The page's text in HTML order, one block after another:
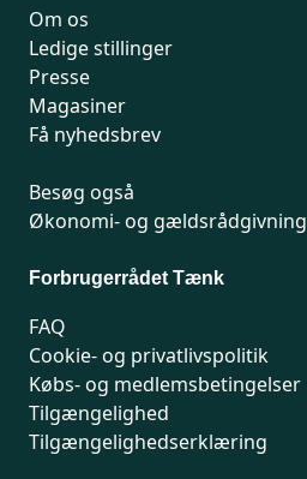
Om os
Ledige stillinger
Presse
Magasiner
Få nyhedsbrev
Besøg også
Økonomi- og gældsrådgivning
Forbrugerrådet Tænk
FAQ
Cookie- og privatlivspolitik
Købs- og medlemsbetingelser
Tilgængelighed
Tilgængelighedserklæring